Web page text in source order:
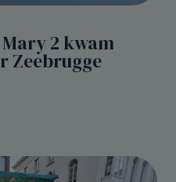
2 kwam
Zeebrugge